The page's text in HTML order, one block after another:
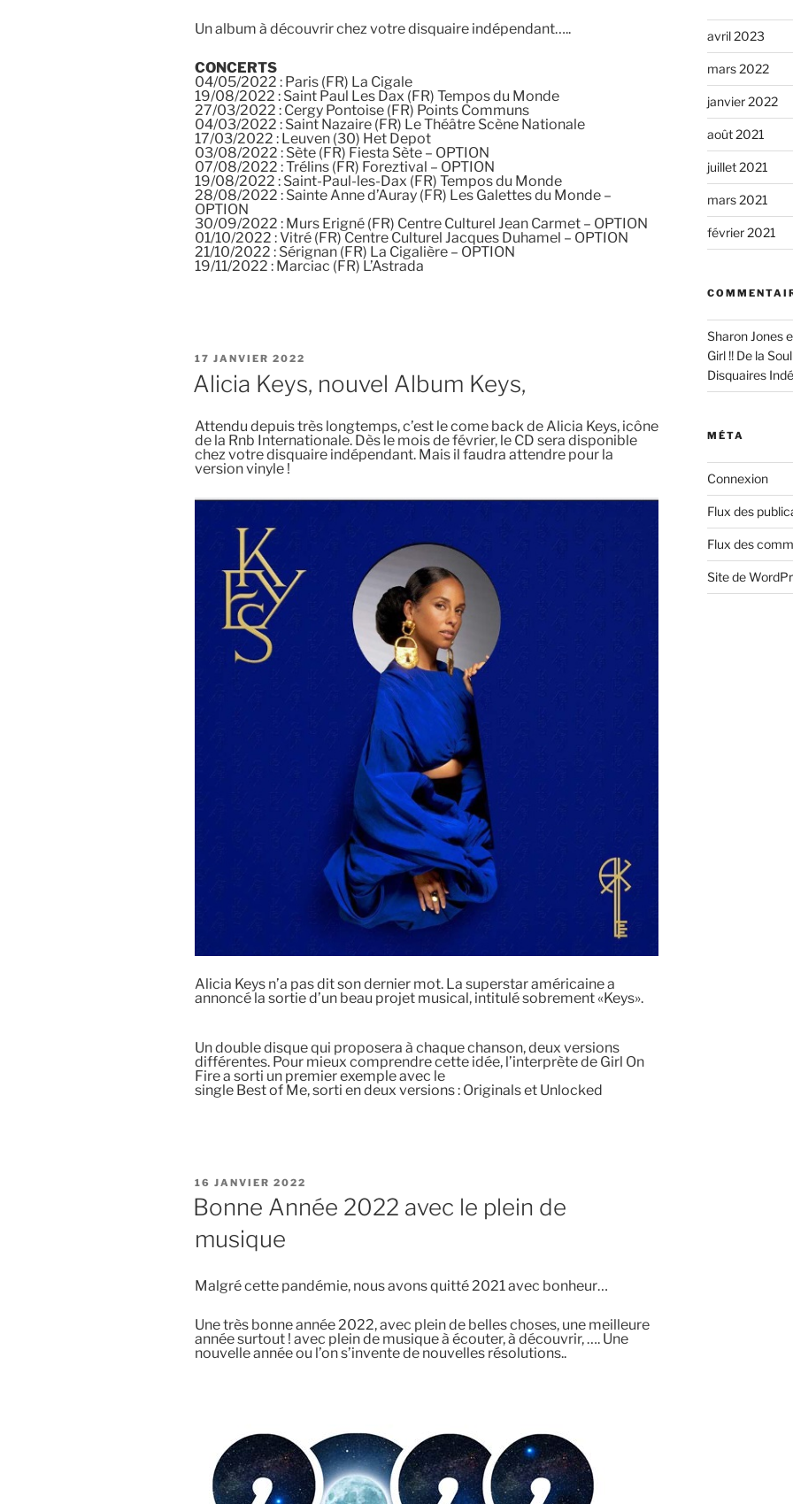
Un album à découvrir chez votre disquaire indépendant…..
CONCERTS
04/05/2022 : Paris (FR) La Cigale
19/08/2022 : Saint Paul Les Dax (FR) Tempos du Monde
27/03/2022 : Cergy Pontoise (FR) Points Communs
04/03/2022 : Saint Nazaire (FR) Le Théâtre Scène Nationale
17/03/2022 : Leuven (30) Het Depot
03/08/2022 : Sète (FR) Fiesta Sète – OPTION
07/08/2022 : Trélins (FR) Foreztival – OPTION
19/08/2022 : Saint-Paul-les-Dax (FR) Tempos du Monde
28/08/2022 : Sainte Anne d’Auray (FR) Les Galettes du Monde –
OPTION
30/09/2022 : Murs Erigné (FR) Centre Culturel Jean Carmet – OPTION
01/10/2022 : Vitré (FR) Centre Culturel Jacques Duhamel – OPTION
21/10/2022 : Sérignan (FR) La Cigalière – OPTION
19/11/2022 : Marciac (FR) L’Astrada
PUBLIÉ
17 JANVIER 2022
Alicia Keys, nouvel Album Keys,
Attendu depuis très longtemps, c’est le come back de Alicia Keys, icône
de la Rnb Internationale. Dès le mois de février, le CD sera disponible
chez votre disquaire indépendant. Mais il faudra attendre pour la
version vinyle !
Alicia Keys n’a pas dit son dernier mot. La superstar américaine a
annoncé la sortie d’un beau projet musical, intitulé sobrement «Keys».
Un double disque qui proposera à chaque chanson, deux versions
différentes. Pour mieux comprendre cette idée, l’interprète de Girl On
Fire a sorti un premier exemple avec le
single Best of Me, sorti en deux versions : Originals et Unlocked
PUBLIÉ
LE
16 JANVIER 2022
Bonne Année 2022 avec le plein de
musique
Malgré cette pandémie, nous avons quitté 2021 avec bonheur…
Une très bonne année 2022, avec plein de belles choses, une meilleure
année surtout ! avec plein de musique à écouter, à découvrir, …. Une
nouvelle année ou l’on s’invente de nouvelles résolutions..
avril 2023
mars 2022
janvier 2022
août 2021
juillet 2021
mars 2021
février 2021
Sharon Jones
Girl !! De la
Disquaires
MÉTA
Connexion
Flux des
Flux des
Site de